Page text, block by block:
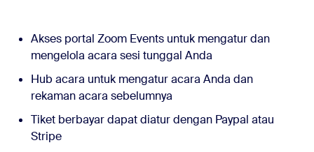
Akses portal Zoom Events untuk mengatur dan
mengelola acara sesi tunggal Anda
Hub acara untuk mengatur acara Anda dan
rekaman acara sebelumnya
Tiket berbayar dapat diatur dengan Paypal atau
Stripe